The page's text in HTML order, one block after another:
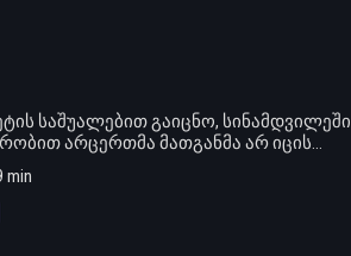
საშუალებით გაიცნო, სინამდვილეში
არცერთმა მათგანმა არ იცის…
min